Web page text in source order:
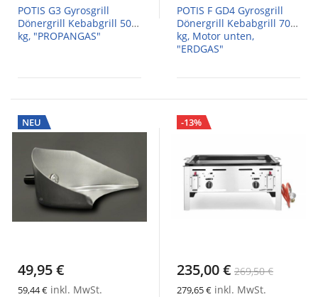
POTIS G3 Gyrosgrill
Dönergrill Kebabgrill 50
kg, "PROPANGAS"
POTIS F GD4 Gyrosgrill
Dönergrill Kebabgrill 70
kg, Motor unten,
"ERDGAS"
NEU
49,95 €
59,44 € inkl. MwSt.
-13%
235,00 € 269,50 €
279,65 € inkl. MwSt.